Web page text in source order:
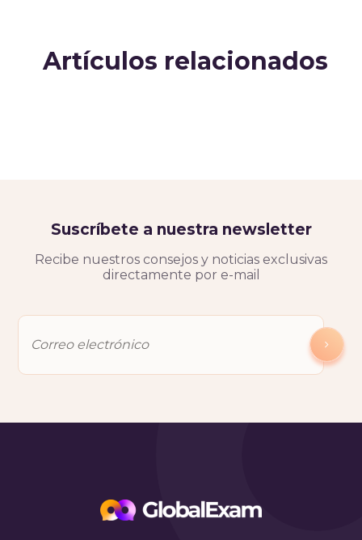
Artículos relacionados
Suscríbete a nuestra newsletter
Recibe nuestros consejos y noticias exclusivas
directamente por e-mail